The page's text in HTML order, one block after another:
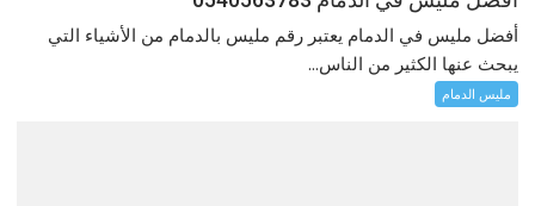
أفضل مليس في الدمام يعتبر رقم مليس بالدمام من الأشياء التي
يبحث عنها الكثير من الناس...
مليس الدمام